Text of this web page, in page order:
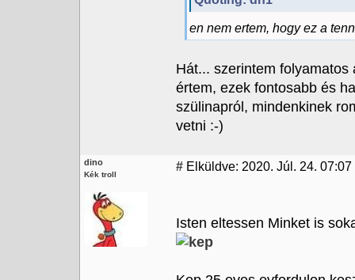
en nem ertem, hogy ez a
Hát... szerintem
értem, ezek fontosabb és
szülinapról, mindenkinek
vetni :-)
dino
Kék troll
# Elküldve: 2020. Júl. 24.
Isten eltessen Minket is